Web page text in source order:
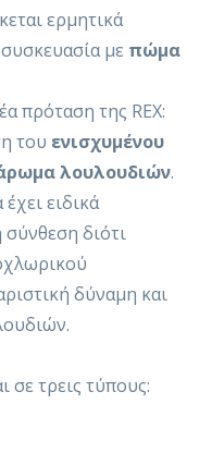
ερμητικά
συσκευασία με πώμα
πρόταση της REX:
του ενισχυμένου
λουλουδιών.
ειδικά
διότι
δύναμη και
σε τρεις τύπους: